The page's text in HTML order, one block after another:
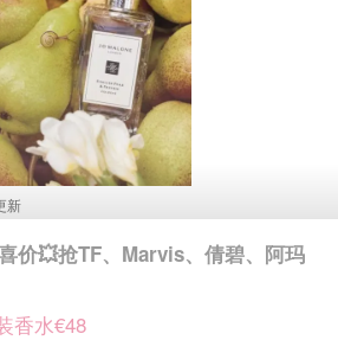
新
价💥抢TF、Marvis、倩碧、阿玛
香水€48